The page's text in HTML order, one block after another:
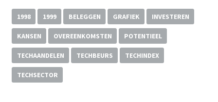
1998 1999 BELEGGEN GRAFIEK INVESTEREN
KANSEN OVEREENKOMSTEN POTENTIEEL
TECHAANDELEN TECHBEURS TECHINDEX
TECHSECTOR